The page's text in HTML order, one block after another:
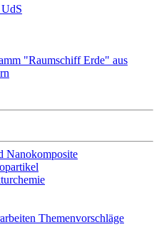
"Raumschiff Erde" aus
Nanokomposite
Themenvorschläge